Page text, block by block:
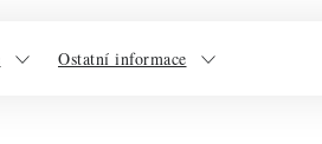
Ostatní informace